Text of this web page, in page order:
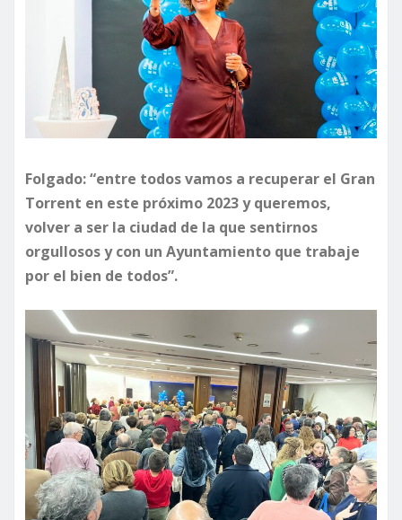
Folgado: “entre todos vamos a recuperar el Gran
Torrent en este próximo 2023 y queremos,
volver a ser la ciudad de la que sentirnos
orgullosos y con un Ayuntamiento que trabaje
por el bien de todos”.